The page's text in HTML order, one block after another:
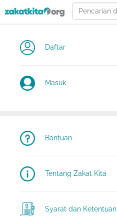
Daftar
Masuk
Bantuan
Tentang Zakat Kita
Syarat dan Ketentuan